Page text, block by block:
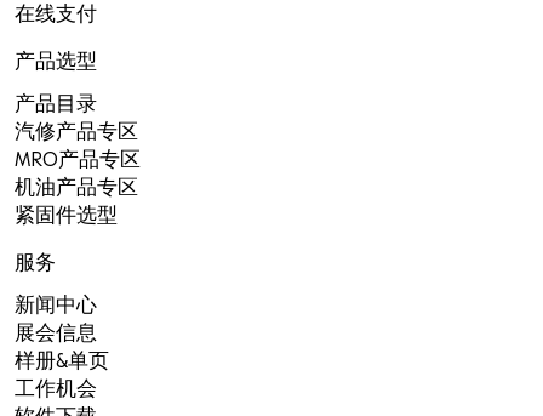
在线支付
产品选型
产品目录
汽修产品专区
MRO产品专区
机油产品专区
紧固件选型
服务
新闻中心
展会信息
样册&单页
工作机会